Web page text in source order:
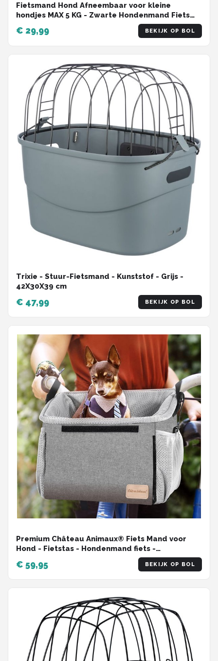
Fietsmand Hond Afneembaar voor kleine
hondjes MAX 5 KG - Zwarte Hondenmand Fiets
Voorop - Mand Accessoires & Reflectiestrip -
Hoge Kwaliteit
€ 29,99 BEKIJK OP BOL
Trixie - Stuur-Fietsmand - Kunststof - Grijs -
42X30X39 cm
€ 47,99 BEKIJK OP BOL
Premium Château Animaux® Fiets Mand voor
Hond - Fietstas - Hondenmand fiets -
Multifunctionele Afneembare Fiets Tas -
Schoudertas - Rugtas voor Dier - Fietsmand
Hond Voorop - 30x40x35
€ 59,95 BEKIJK OP BOL